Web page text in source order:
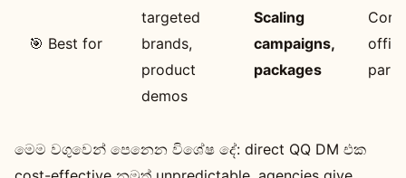
🎯 Best for
targeted
brands,
product
demos
Scaling
campaigns,
packages
මෙම වගුවෙන් පෙනෙන විශේෂ දේ: direct QQ DM එක